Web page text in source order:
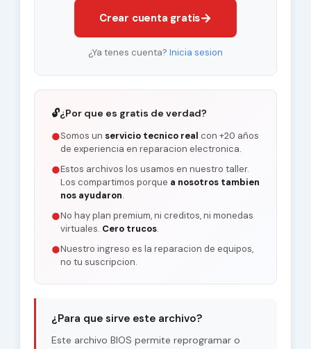
Crear cuenta gratis→
¿Ya tenes cuenta? Inicia sesion
🔓¿Por que es gratis de verdad?
●Somos un servicio tecnico real con +20 años
de experiencia en reparacion electronica.
●Estos archivos los usamos en nuestro taller.
Los compartimos porque a nosotros tambien
nos ayudaron.
●No hay plan premium, ni creditos, ni monedas
virtuales. Cero trucos.
●Nuestro ingreso es la reparacion de equipos,
no tu suscripcion.
¿Para que sirve este archivo?
Este archivo BIOS permite reprogramar o